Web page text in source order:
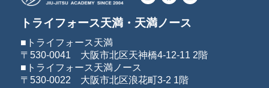
トライフォース天満・天満ノース
■トライフォース天満
〒530-0041 大阪市北区天神橋4-12-11 2階
■トライフォース天満ノース
〒530-0022 大阪市北区浪花町3-2 1階